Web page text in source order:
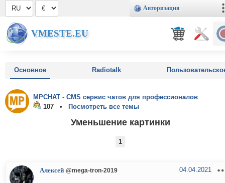
Авторизация
VMESTE.EU
Основное Radiotalk
MPCHAT - CMS сервис чатов для профессионалов
107 •
Посмотреть все темы
Уменьшение картинки
1
Алексей @mega-tron-2019 04.04.2021